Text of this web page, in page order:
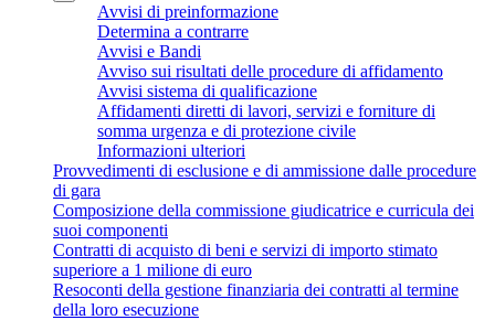
Avvisi di preinformazione
Determina a contrarre
Avvisi e Bandi
Avviso sui risultati delle procedure di affidamento
Avvisi sistema di qualificazione
Affidamenti diretti di lavori, servizi e forniture di
somma urgenza e di protezione civile
Informazioni ulteriori
Provvedimenti di esclusione e di ammissione dalle procedure
di gara
Composizione della commissione giudicatrice e curricula dei
suoi componenti
Contratti di acquisto di beni e servizi di importo stimato
superiore a 1 milione di euro
Resoconti della gestione finanziaria dei contratti al termine
della loro esecuzione